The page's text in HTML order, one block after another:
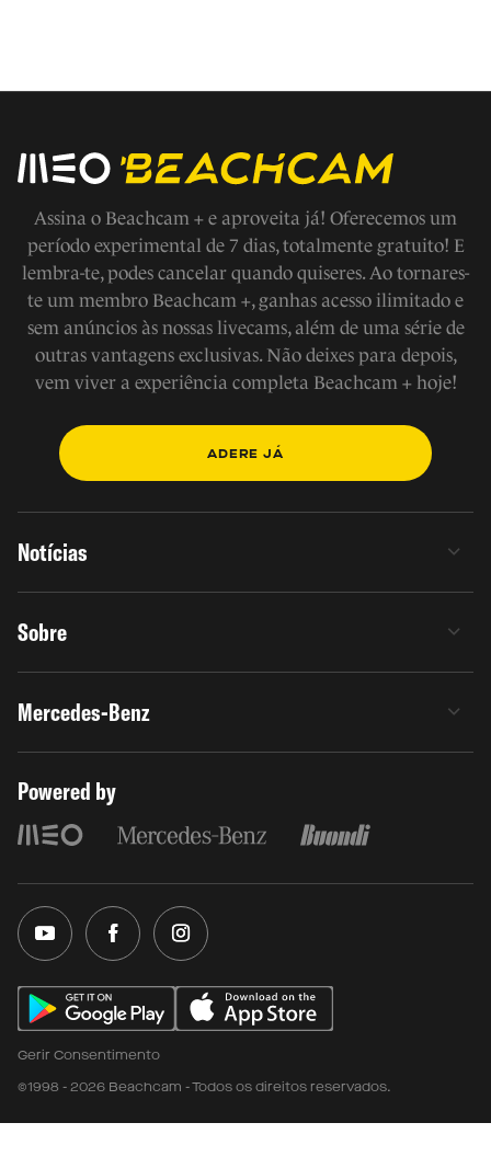
Assina o Beachcam + e aproveita já! Oferecemos um
período experimental de 7 dias, totalmente gratuito! E
lembra-te, podes cancelar quando quiseres. Ao tornares-
te um membro Beachcam +, ganhas acesso ilimitado e
sem anúncios às nossas livecams, além de uma série de
outras vantagens exclusivas. Não deixes para depois,
vem viver a experiência completa Beachcam + hoje!
ADERE JÁ
Notícias
Sobre
Mercedes-Benz
Powered by
Gerir Consentimento
©1998 - 2026 Beachcam - Todos os direitos reservados.